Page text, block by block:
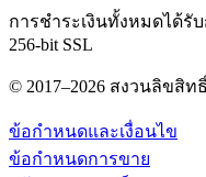
การชำระเงินทั้งหมดได้รั
256-bit SSL
© 2017–2026 สงวนลิขสิท
ข้อกำหนดและเงื่อนไข
ข้อกำหนดการขาย